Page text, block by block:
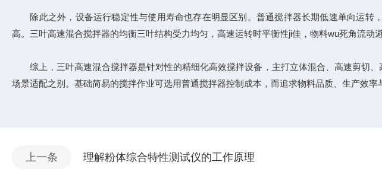
除此之外，设备运行稳定性与使用寿命也存在明显区别。普通搅拌器长期低速单向运转
高。三叶高速混合搅拌器的均衡三叶结构受力均匀，高速运转时平衡性ji佳，物料wu死角流
综上，三叶高速混合搅拌器是针对性的精细化高效搅拌设备，主打立体混合、高速剪切
场景适配之别。基础简易的搅拌作业可选用普通搅拌器控制成本，而追求物料品质、生产效
上一条 理解粉体综合特性测试仪的工作原理